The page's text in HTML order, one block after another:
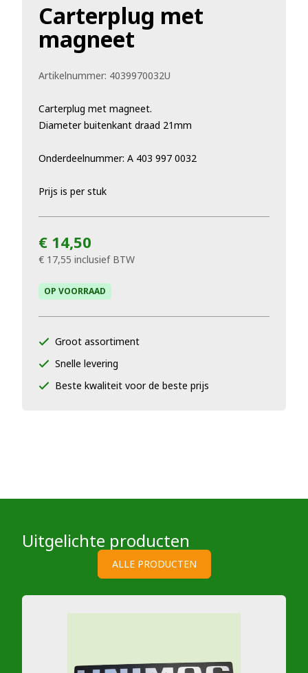
Carterplug met
magneet
Artikelnummer: 4039970032U
Carterplug met magneet.
Diameter buitenkant draad 21mm
Onderdeelnummer: A 403 997 0032
Prijs is per stuk
€ 14,50
€ 17,55 inclusief BTW
OP VOORRAAD
Groot assortiment
Snelle levering
Beste kwaliteit voor de beste prijs
Uitgelichte producten
ALLE PRODUCTEN